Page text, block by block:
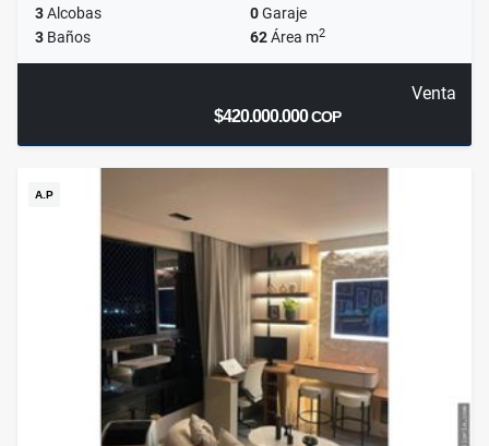
3Alcobas 0Garaje
3 Baños 62Área m2
Venta
$420.000.000COP
A.P